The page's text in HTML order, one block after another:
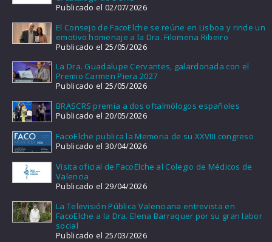
Publicado el 02/07/2026
El Consejo de FacoElche se reúne en Lisboa y rinde un
emotivo homenaje a la Dra. Filomena Ribeiro
Publicado el 25/05/2026
La Dra. Guadalupe Cervantes, galardonada con el
Premio Carmen Piera 2027
Publicado el 25/05/2026
BRASCRS premia a dos oftalmólogos españoles
Publicado el 20/05/2026
FacoElche publica la Memoria de su XXVIII congreso
Publicado el 30/04/2026
Visita oficial de FacoElche al Colegio de Médicos de
Valencia
Publicado el 29/04/2026
La Televisión Pública Valenciana entrevista en
FacoElche a la Dra. Elena Barraquer por su gran labor
social
Publicado el 25/03/2026